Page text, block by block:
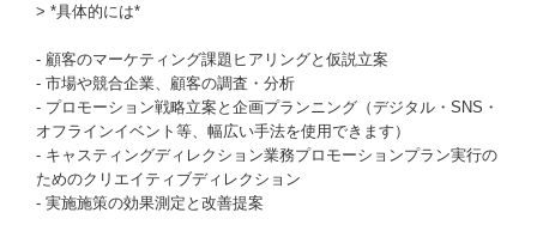
> *具体的には*
- 顧客のマーケティング課題ヒアリングと仮説立案
- 市場や競合企業、顧客の調査・分析
- プロモーション戦略立案と企画プランニング（デジタル・SNS・
オフラインイベント等、幅広い手法を使用できます）
- キャスティングディレクション業務プロモーションプラン実行の
ためのクリエイティブディレクション
- 実施施策の効果測定と改善提案